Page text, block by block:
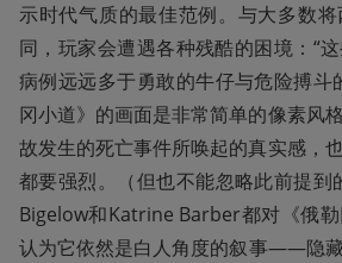
示时代气质的最佳范例。与大多数
同，玩家会遭遇各种残酷的困境：“
病例远远多于勇敢的牛仔与危险搏斗
冈小道》的画面是非常简单的像素风
故发生的死亡事件所唤起的真实感，
都要强烈。（但也不能忽略此前提到
Bigelow和Katrine Barber都对《俄勒
认为它依然是白人角度的叙事——隐